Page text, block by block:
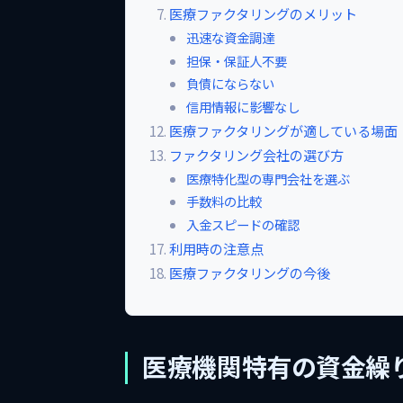
医療ファクタリングのメリット
迅速な資金調達
担保・保証人不要
負債にならない
信用情報に影響なし
医療ファクタリングが適している場面
ファクタリング会社の選び方
医療特化型の専門会社を選ぶ
手数料の比較
入金スピードの確認
利用時の注意点
医療ファクタリングの今後
医療機関特有の資金繰